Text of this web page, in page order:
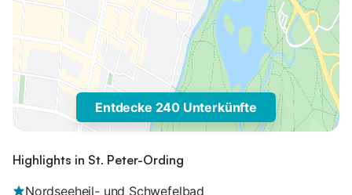
Entdecke 240 Unterkünfte
Highlights in St. Peter-Ording
Nordseeheil- und Schwefelbad